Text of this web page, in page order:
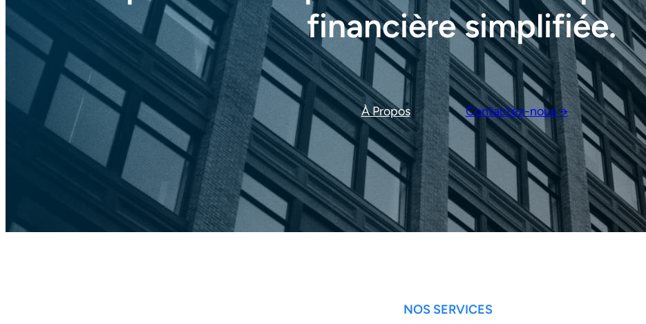
financière simplifiée.
À Propos Contactez-nous →
NOS SERVICES